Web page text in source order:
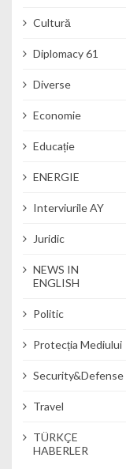
Cultură
Diplomacy 61
Diverse
Economie
Educație
ENERGIE
Interviurile AY
Juridic
NEWS IN
ENGLISH
Politic
Protecția Mediului
Security&Defense
Travel
TÜRKÇE
HABERLER